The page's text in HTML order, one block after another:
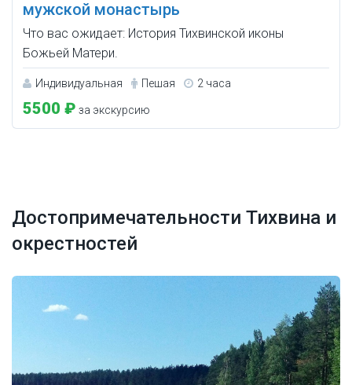
мужской монастырь
Что вас ожидает: История Тихвинской иконы
Божьей Матери.
Индивидуальная Пешая 2 часа
5500 ₽ за экскурсию
Достопримечательности Тихвина и
окрестностей